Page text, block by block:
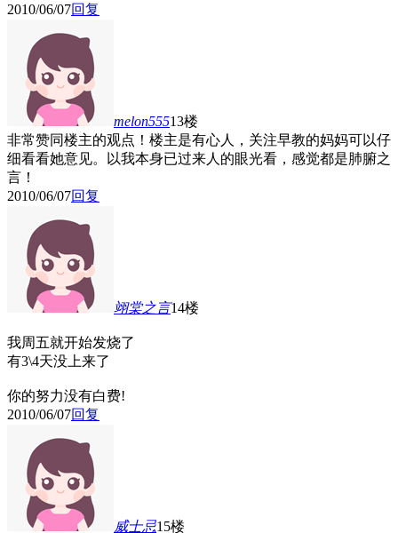
2010/06/07回复
melon55513楼
非常赞同楼主的观点！楼主是有心人，关注早教的妈妈可以仔
细看看她意见。以我本身已过来人的眼光看，感觉都是肺腑之
言！
2010/06/07回复
翊棠之言14楼
我周五就开始发烧了
有3\4天没上来了
你的努力没有白费!
2010/06/07回复
威士忌15楼